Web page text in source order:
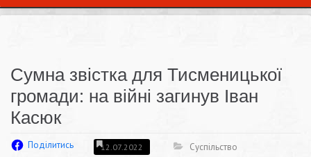
Сумна звістка для Тисменицької
громади: на війні загинув Іван
Касюк
Поділитись 12.07.2022 Суспільство